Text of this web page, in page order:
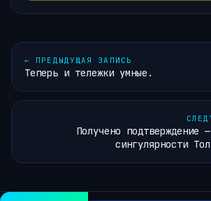
← ПРЕДЫДУЩАЯ ЗАПИСЬ
Теперь и тележки умные.
Получено
сингулярности